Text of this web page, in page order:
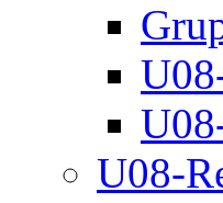
U08-